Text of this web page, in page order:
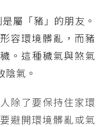
屬「豬」的朋友。
容環境髒亂，而豬
。這種穢氣與煞氣
氣。
除了要保持住家環
避開環境髒亂或氣